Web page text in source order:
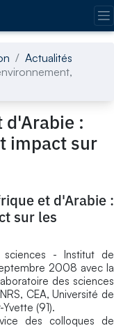
Actualités
d'Arabie :
impact sur
et d'Arabie :
sur les
sciences - Institut de
2008 avec la
des sciences
CEA, Université de
(91).
des colloques de